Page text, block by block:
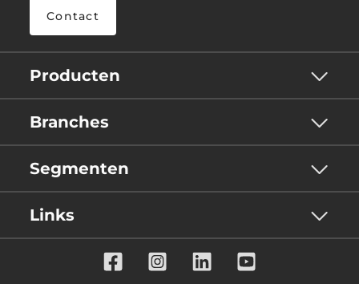
Contact
Producten
Branches
Segmenten
Links